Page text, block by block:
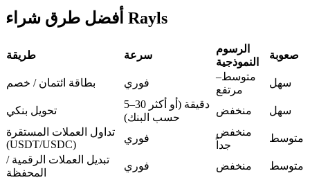
نسخ التداول
أفضل طرق شراء Rayls
طريقة سرعة
الرسوم
النموذجية
صعوبة
بطاقة ائتمان / خصم فوري
متوسط–
مرتفع
سهل
تحويل بنكي
5–30 دقيقة (أو أكثر
حسب البنك)
منخفض
سهل
تداول العملات المستقرة
(USDT/USDC)
فوري
منخفض
جداً
متوسط
تبديل العملات الرقمية /
المحفظة
فوري منخفض متوسط